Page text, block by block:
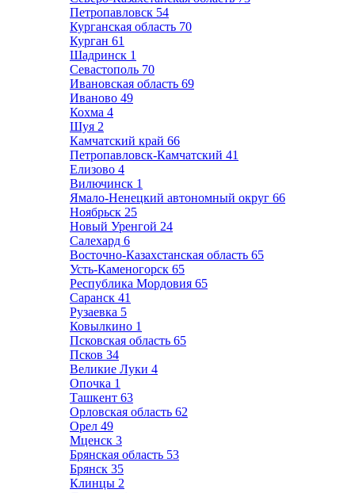
Петропавловск 54
Курганская область 70
Курган 61
Шадринск 1
Севастополь 70
Ивановская область 69
Иваново 49
Кохма 4
Шуя 2
Камчатский край 66
Петропавловск-Камчатский 41
Елизово 4
Вилючинск 1
Ямало-Ненецкий автономный округ 66
Ноябрьск 25
Новый Уренгой 24
Салехард 6
Восточно-Казахстанская область 65
Усть-Каменогорск 65
Республика Мордовия 65
Саранск 41
Рузаевка 5
Ковылкино 1
Псковская область 65
Псков 34
Великие Луки 4
Опочка 1
Ташкент 63
Орловская область 62
Орел 49
Мценск 3
Брянская область 53
Брянск 35
Клинцы 2